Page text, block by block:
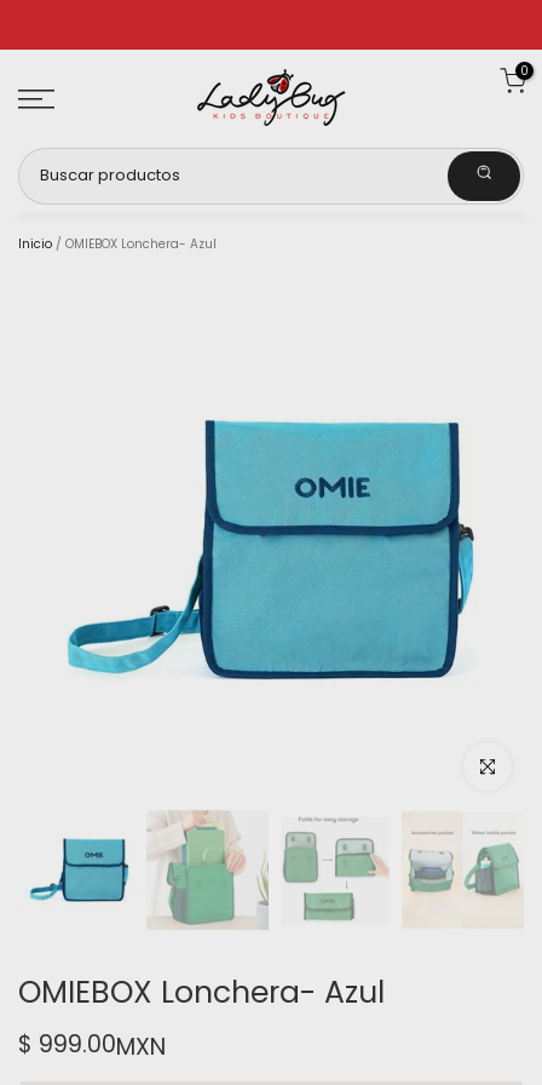
al
0
Inicio / OMIEBOX Lonchera- Azul
Haz clic
OMIEBOX Lonchera- Azul
$ 999.00MXN